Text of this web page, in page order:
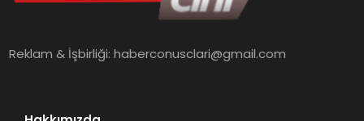
Reklam & İşbirliği:haberconusclari@gmail.com